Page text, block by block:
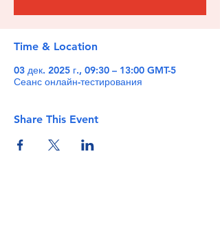
Time & Location
03 дек. 2025 г., 09:30 – 13:00 GMT-5
Сеанс онлайн-тестирования
Share This Event